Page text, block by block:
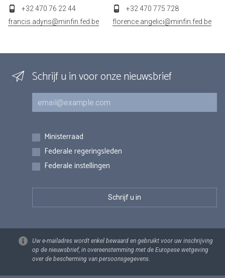
+32 470 76 22 44
francis.adyns@minfin.fed.be
+32 470 775 728
florence.angelici@minfin.fed.be
Schrijf u in voor onze nieuwsbrief
E-mail
Inschrijvingen
Ministerraad
Federale regeringsleden
Federale instellingen
Uw e-mailadres wordt enkel bewaard en gebruikt voor uw inschrijving
op de nieuwsbrief, in overeenstemming met de Europese wetgeving
over de bescherming van persoonsgegevens.